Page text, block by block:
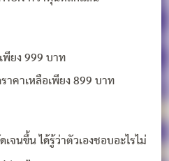
พียง 999 บาท
าคาเหลือเพียง 899 บาท
จนขึ้น ได้รู้ว่าตัวเองชอบอะไรไม่